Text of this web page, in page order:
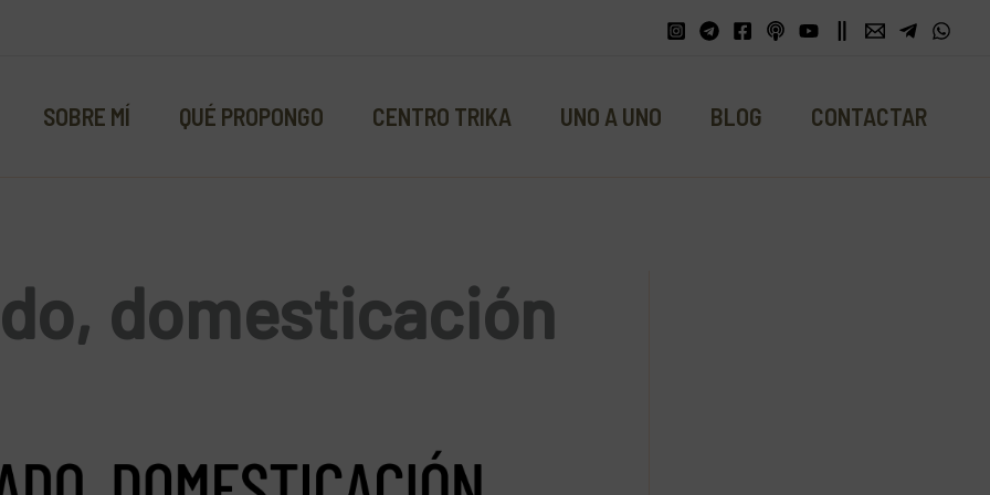
SOBRE MÍ QUÉ PROPONGO CENTRO TRIKA UNO A UNO BLOG CONTACTAR
domesticación